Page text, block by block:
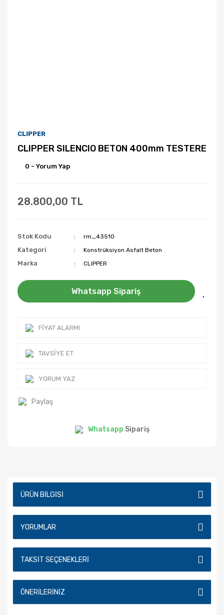
CLIPPER
CLIPPER SILENCIO BETON 400mm TESTERE
0 - Yorum Yap
28.800,00 TL
Stok Kodu rm_43510
Kategori Konstrüksiyon Asfalt Beton
Marka CLIPPER
Whatsapp Sipariş
FIYAT ALARMI
TAVSIYE ET
YORUM YAZ
Paylaş
Whatsapp Sipariş
ÜRÜN BILGISI
YORUMLAR
TAKSIT SEÇENEKLERI
ÖNERILERINIZ